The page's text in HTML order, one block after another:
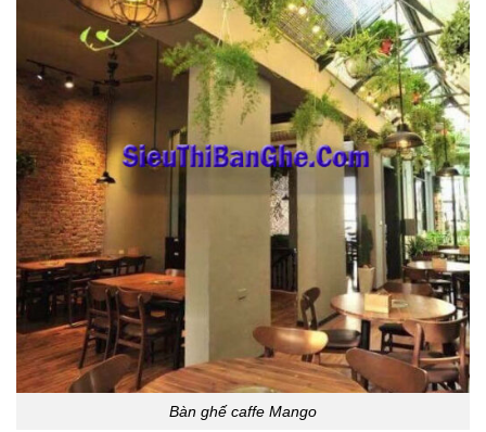
Bàn ghế caffe Mango